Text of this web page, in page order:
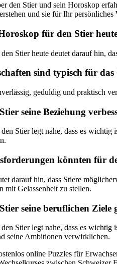
den Stier und sein Horoskop
und sie für Ihr persönliches
für den Stier
Stier heute deutet darauf hin,
sind typisch für das
geduldig und praktisch
seine Beziehung
Stier legt nahe, dass es
könnten für
darauf hin, dass Stiere
mit Gelassenheit zu stellen.
seine beruflichen Ziele
Stier legt nahe, dass es wichtig
seine Ambitionen verwirklichen.
online Puzzles für